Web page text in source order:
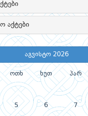
აქტები
აგვისტო 2026
ოთხ ხუთ პარ
5 6 7